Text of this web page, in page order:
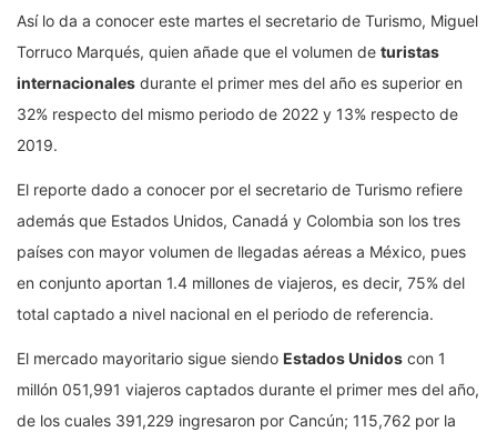
Así lo da a conocer este martes el secretario de Turismo, Miguel
Torruco Marqués, quien añade que el volumen de turistas
internacionales durante el primer mes del año es superior en
32% respecto del mismo periodo de 2022 y 13% respecto de
2019.
El reporte dado a conocer por el secretario de Turismo refiere
además que Estados Unidos, Canadá y Colombia son los tres
países con mayor volumen de llegadas aéreas a México, pues
en conjunto aportan 1.4 millones de viajeros, es decir, 75% del
total captado a nivel nacional en el periodo de referencia.
El mercado mayoritario sigue siendo Estados Unidos con 1
millón 051,991 viajeros captados durante el primer mes del año,
de los cuales 391,229 ingresaron por Cancún; 115,762 por la